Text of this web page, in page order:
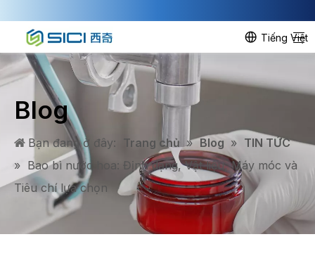
Tiếng Việt
Blog
Bạn đang ở đây: Trang chủ » Blog » TIN TỨC
» Bao bì nước hoa: Định dạng, Vật liệu, Máy móc và
Tiêu chí lựa chọn